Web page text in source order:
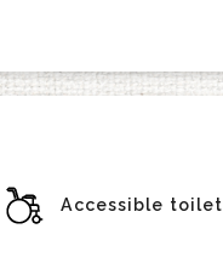
Accessible toilet